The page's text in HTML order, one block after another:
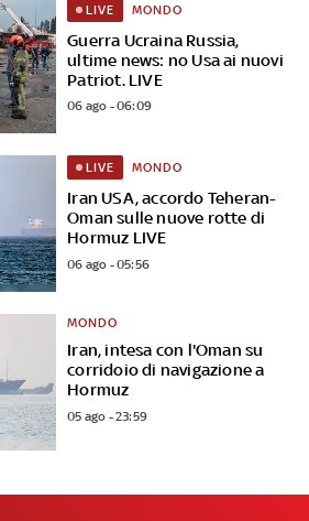
Guerra Ucraina Russia,
ultime news: no Usa ai nuovi
Patriot. LIVE
LIVE MONDO
06 ago - 06:09
Iran USA, accordo Teheran-
Oman sulle nuove rotte di
Hormuz LIVE
LIVE MONDO
06 ago - 05:56
Iran, intesa con l'Oman su
corridoio di navigazione a
Hormuz
MONDO
05 ago - 23:59